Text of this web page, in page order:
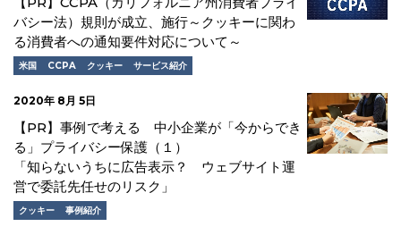
バシー法）規則が成立、施行～クッキーに関わ
る消費者への通知要件対応について～
米国 CCPA クッキー サービス紹介
2020年 8月 5日
【PR】事例で考える 中小企業が「今からでき
る」プライバシー保護（１）
「知らないうちに広告表示？ ウェブサイト運
営で委託先任せのリスク」
クッキー 事例紹介